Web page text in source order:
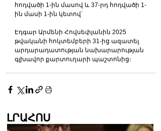
հոդվածի 1-ին մասով և 37-րդ հոդվածի 1-
ին մասի 1-ին կետով՝
Էդգար Արմենի Հովսեփյանին 2025
թվականի հոկտեմբերի 31-ից ազատել
արդարադատության նախարարության
գլխավոր քարտուղարի պաշտոնից։
ԼՐԱՀՈՍ